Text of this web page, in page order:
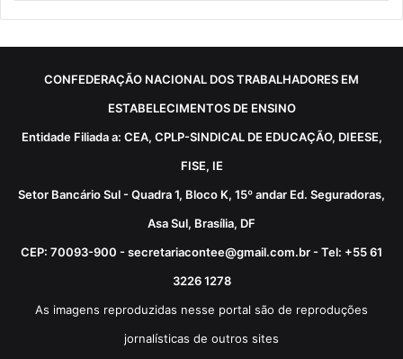
CONFEDERAÇÃO NACIONAL DOS TRABALHADORES EM
ESTABELECIMENTOS DE ENSINO
Entidade Filiada a: CEA, CPLP-SINDICAL DE EDUCAÇÃO, DIEESE,
FISE, IE
Setor Bancário Sul - Quadra 1, Bloco K, 15º andar Ed. Seguradoras,
Asa Sul, Brasília, DF
CEP: 70093-900 - secretariacontee@gmail.com.br - Tel: +55 61
3226 1278
As imagens reproduzidas nesse portal são de reproduções
jornalísticas de outros sites